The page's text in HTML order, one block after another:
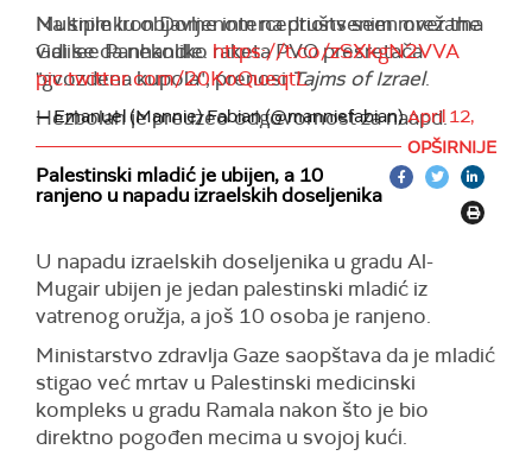
Na snimku objavljenom na društvenim mrežama
vidi se da nekoliko raketa PVO presretača
"gvozdena kupola", prenosiTajms of Izrael.
Hezbolah je preuzeo odgovornost za naapd.
U saopštenju Hezbolaha se navodi da je
ispaljeno desetine raketa na artiljerijske položaje
IDF na severu Izraela, piše izraelski medij.
Nema izveštaja o povređenima u napadu.
(Times of Israel)
Multiple Iron Dome interceptions seen over the
Galilee Panhandle. https://t.co/zSXkgN2VVA
pic.twitter.com/20KoQueqtL
— Emanuel (Mannie) Fabian (@manniefabian)April 12,
2024
OPŠIRNIJE
Palestinski mladić je ubijen, a 10
ranjeno u napadu izraelskih doseljenika
U napadu izraelskih doseljenika u gradu Al-
Mugair ubijen je jedan palestinski mladić iz
vatrenog oružja, a još 10 osoba je ranjeno.
Ministarstvo zdravlja Gaze saopštava da je mladić
stigao već mrtav u Palestinski medicinski
kompleks u gradu Ramala nakon što je bio
direktno pogođen mecima u svojoj kući.